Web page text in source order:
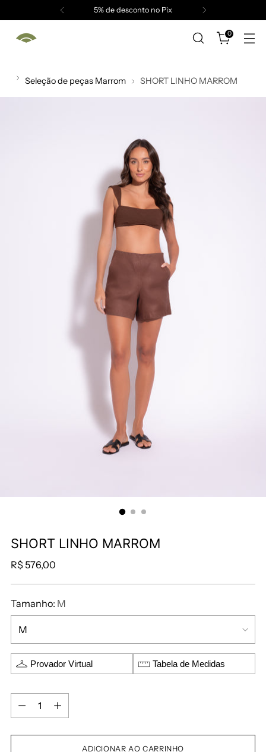
5% de desconto no Pix
0
Seleção de peças Marrom SHORT LINHO MARROM
SHORT LINHO MARROM
R$ 576,00
Tamanho: M
Provador Virtual Tabela de Medidas
ADICIONAR AO CARRINHO